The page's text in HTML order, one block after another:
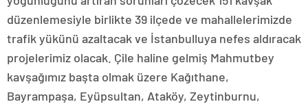
düzenlemesiyle birlikte 39 ilçede ve mahallelerimizde
trafik yükünü azaltacak ve İstanbulluya nefes aldıracak
projelerimiz olacak. Çile haline gelmiş Mahmutbey
kavşağımız başta olmak üzere Kağıthane,
Bayrampaşa, Eyüpsultan, Ataköy, Zeytinburnu,